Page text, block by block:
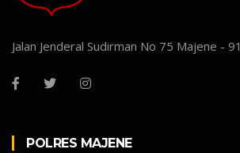
Jalan Jenderal Sudirman No 75 Majene -
POLRES MAJENE